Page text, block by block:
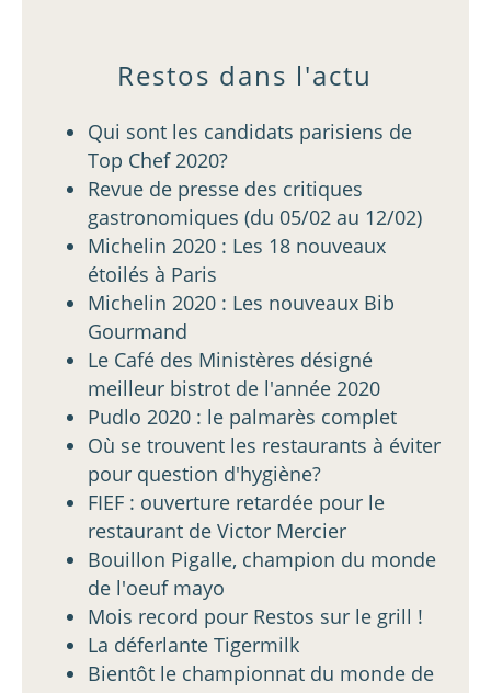
Restos dans l'actu
Qui sont les candidats parisiens de
Top Chef 2020?
Revue de presse des critiques
gastronomiques (du 05/02 au 12/02)
Michelin 2020 : Les 18 nouveaux
étoilés à Paris
Michelin 2020 : Les nouveaux Bib
Gourmand
Le Café des Ministères désigné
meilleur bistrot de l'année 2020
Pudlo 2020 : le palmarès complet
Où se trouvent les restaurants à éviter
pour question d'hygiène?
FIEF : ouverture retardée pour le
restaurant de Victor Mercier
Bouillon Pigalle, champion du monde
de l'oeuf mayo
Mois record pour Restos sur le grill !
La déferlante Tigermilk
Bientôt le championnat du monde de